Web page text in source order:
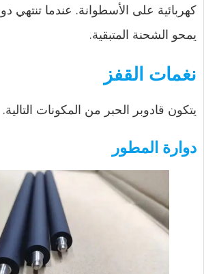
كهربائية على الأسطوانة. عندما تنتهي
يمحو الشحنة المتبقية.
نغمات القفز
يتكون قادوبر الحبر من المكونات التالية.
دوارة المطور